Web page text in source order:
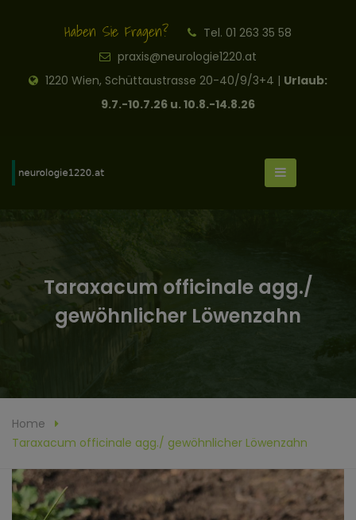
Haben Sie Fragen?
Tel. 01 263 35 58
praxis@neurologie1220.at
1220 Wien, Schüttaustrasse 20-40/9/3+4 | Urlaub:
9.7.-10.7.26 u. 10.8.-14.8.26
Taraxacum officinale agg./
gewöhnlicher Löwenzahn
Home
Taraxacum officinale agg./ gewöhnlicher Löwenzahn